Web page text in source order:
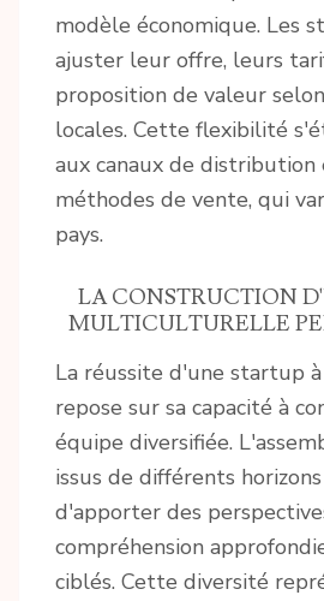
modèle économique. Les
ajuster leur offre, leurs
proposition de valeur
locales. Cette flexibilité
aux canaux de distribution
méthodes de vente, qui
pays.
LA CONSTRUCTION
MULTICULTURELLE
La réussite d'une startup
repose sur sa capacité à
équipe diversifiée.
issus de différents
d'apporter des
compréhension
ciblés. Cette diversité